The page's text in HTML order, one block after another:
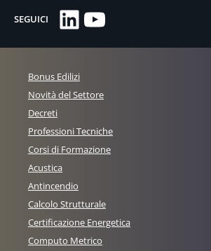
SEGUICI LinkedIn
YouTube
Bonus Edilizi
Novità del Settore
Decreti
Professioni Tecniche
Corsi di Formazione
Acustica
Antincendio
Calcolo Strutturale
Certificazione Energetica
Computo Metrico